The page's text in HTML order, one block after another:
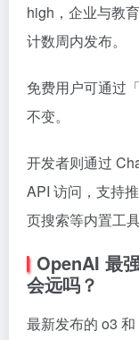
high，企业与教
计数周内发布。
免费用户可通过
不变。
开发者则通过
API 访问，支持
页搜索等内置工具
OpenAI 最
会远吗？
最新发布的 o3